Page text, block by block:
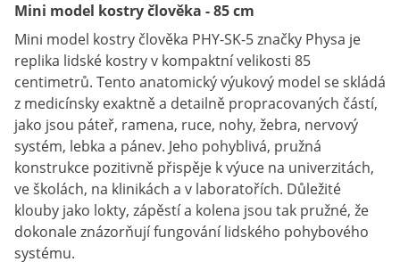
Mini model kostry člověka - 85 cm
Mini model kostry člověka PHY-SK-5 značky Physa je
replika lidské kostry v kompaktní velikosti 85
centimetrů. Tento anatomický výukový model se skládá
z medicínsky exaktně a detailně propracovaných částí,
jako jsou páteř, ramena, ruce, nohy, žebra, nervový
systém, lebka a pánev. Jeho pohyblivá, pružná
konstrukce pozitivně přispěje k výuce na univerzitách,
ve školách, na klinikách a v laboratořích. Důležité
klouby jako lokty, zápěstí a kolena jsou tak pružné, že
dokonale znázorňují fungování lidského pohybového
systému.